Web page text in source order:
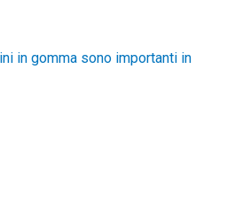
in gomma sono importanti in